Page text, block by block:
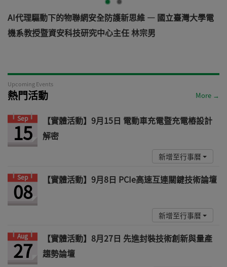
AI代理驅動下的物聯網安全防護新思維 — 國立臺灣大學電
機系教授暨資安科技研究中心主任 林宗男
Upcoming Events
熱門活動 More →
Sep
15
【實體活動】9月15日 電動車充電暨充電樁設計
解密
新增至行事曆
Sep
08 【實體活動】9月8日 PCIe高速互連關鍵技術論壇
新增至行事曆
Aug
27
【實體活動】8月27日 先進封裝技術創新與量產
趨勢論壇